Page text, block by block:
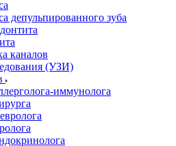
депульпированного зуба
каналов
(УЗИ)
иммунолога